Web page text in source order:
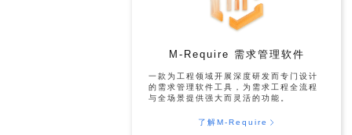
M-Require 需求管理软件
一款为工程领域开展深度研发而专门设计
的需求管理软件工具，为需求工程全流程
与全场景提供强大而灵活的功能。
了解M-Require